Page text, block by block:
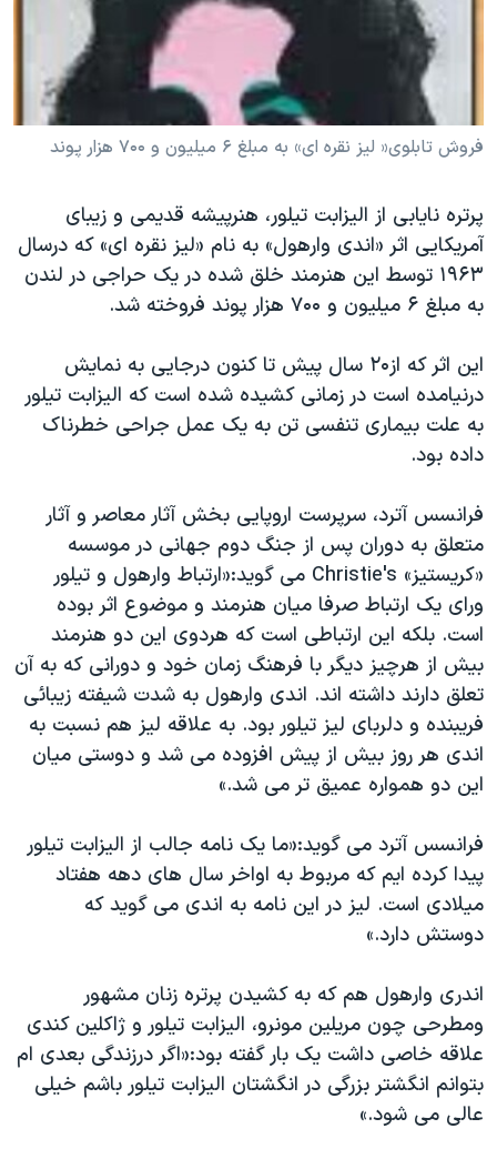
فرهنگ و زندگی
حقوق شهروندی
اقتصادی
علم و فناوری
گالری عکس
آرشیو پخش زنده
مستندها
انتخابات ریاست جمهوری آمریکا ۲۰۲۴
حمله جمهوری اسلامی به اسرائیل
رمز مهسا
اعتراضات زن، زندگی، آزادی
مجموعه مستندهای دادخواهی
تریبونال مردمی آبان ۹۸
چهل سال گروگان‌گیری
قانون شفافیت دارائی کادر رهبری ایران
اعتراضات مردمی آبان ۹۸
نرگس محمدی برنده جایزه نوبل صلح
همایش محافظه‌کاران آمریکا «سی‌پک»
صفحه‌های ویژه
سفر پرزیدنت ترامپ به چین
دنبال کنید
فروش تابلوی« لیز نقره ای» به مبلغ ۶ میلیون و ۷۰۰ هزار پوند
پرتره نایابی از الیزابت تیلور، هنرپیشه قدیمی و زیبای
آمریکایی اثر «اندی وارهول» به نام «لیز نقره ای» که درسال
۱۹۶۳ توسط این هنرمند خلق شده در یک حراجی در لندن
به مبلغ ۶ میلیون و ۷۰۰ هزار پوند فروخته شد.
این اثر که از۲۰ سال پیش تا کنون درجایی به نمایش
درنیامده است در زمانی کشیده شده است که الیزابت تیلور
به علت بیماری تنفسی تن به یک عمل جراحی خطرناک
داده بود.
فرانسس آترد، سرپرست اروپایی بخش آثار معاصر و آثار
متعلق به دوران پس از جنگ دوم جهانی در موسسه
«کریستیز» Christie's می گوید:«ارتباط وارهول و تیلور
ورای یک ارتباط صرفا میان هنرمند و موضوع اثر بوده
است. بلکه این ارتباطی است که هردوی این دو هنرمند
بیش از هرچیز دیگر با فرهنگ زمان خود و دورانی که به آن
تعلق دارند داشته اند. اندی وارهول به شدت شیفته زیبائی
فریبنده و دلربای لیز تیلور بود. به علاقه لیز هم نسبت به
اندی هر روز بیش از پیش افزوده می شد و دوستی میان
این دو همواره عمیق تر می شد.»
فرانسس آترد می گوید:«ما یک نامه جالب از الیزابت تیلور
پیدا کرده ایم که مربوط به اواخر سال های دهه هفتاد
میلادی است. لیز در این نامه به اندی می گوید که
دوستش دارد.»
اندری وارهول هم که به کشیدن پرتره زنان مشهور
ومطرحی چون مریلین مونرو، الیزابت تیلور و ژاکلین کندی
علاقه خاصی داشت یک بار گفته بود:«اگر درزندگی بعدی ام
بتوانم انگشتر بزرگی در انگشتان الیزابت تیلور باشم خیلی
عالی می شود.»